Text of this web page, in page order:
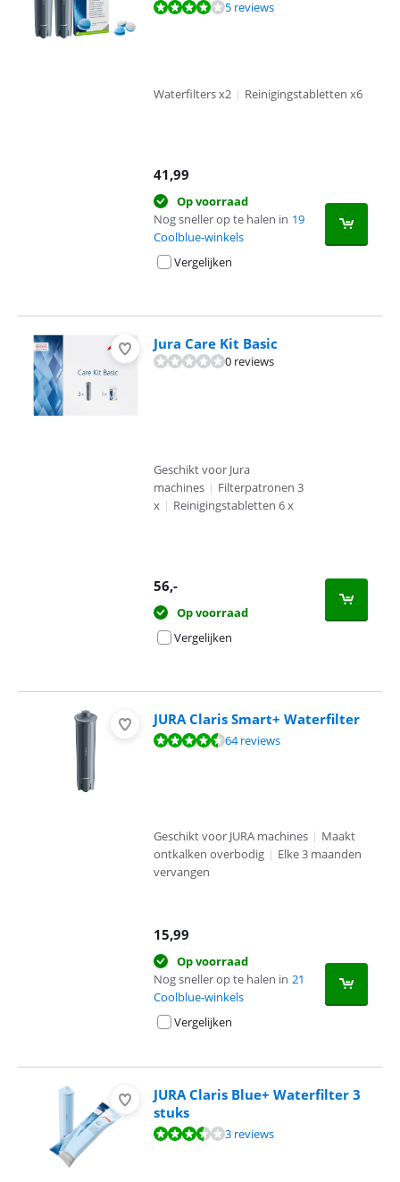
Beoordeling is 8,0 van de 10, gebaseerd op 5 reviews.
5 reviews
Waterfilters x2 | Reinigingstabletten x6
41,99
Op voorraad
Nog sneller op te halen in 19
Coolblue-winkels
Vergelijken
Jura Care Kit Basic
0 reviews
Geschikt voor Jura
machines | Filterpatronen 3
x | Reinigingstabletten 6 x
56,-
Op voorraad
Vergelijken
JURA Claris Smart+ Waterfilter
Beoordeling is 8,7 van de 10, gebaseerd op 64 reviews.
64 reviews
Geschikt voor JURA machines | Maakt
ontkalken overbodig | Elke 3 maanden
vervangen
15,99
Op voorraad
Nog sneller op te halen in 21
Coolblue-winkels
Vergelijken
JURA Claris Blue+ Waterfilter 3
stuks
Beoordeling is 7,3 van de 10, gebaseerd op 3 reviews.
3 reviews